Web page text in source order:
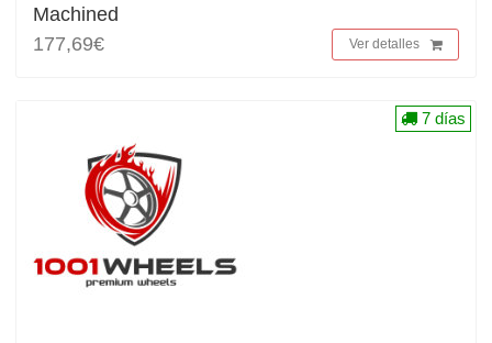
Machined
177,69€
Ver detalles
7 días